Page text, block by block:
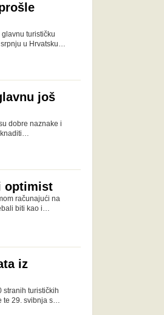
turističku
u Hrvatsku…
još
dobre naznake i
optimist
računajući na
biti kao i…
iz
stranih turističkih
te 29. svibnja s…